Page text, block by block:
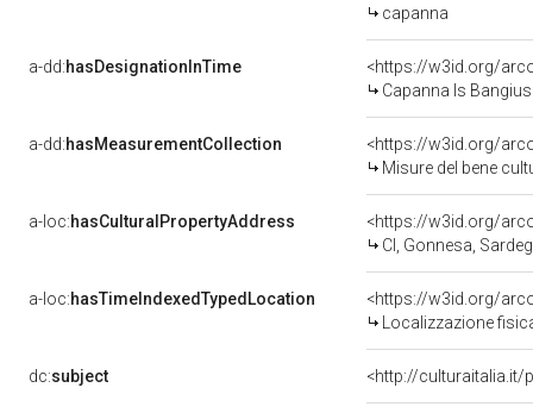
capanna
a-dd:hasDesignationInTime
<https://w3id.org/
Capanna Is Bangius
a-dd:hasMeasurementCollection
<https://w3id.org/
Misure del bene
a-loc:hasCulturalPropertyAddress
<https://w3id.org/
CI, Gonnesa,
a-loc:hasTimeIndexedTypedLocation
<https://w3id.org/
Localizzazione
dc:subject <http://